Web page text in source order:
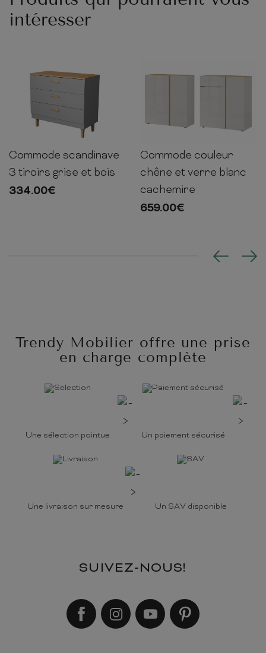
intéresser
90cm 100cm 47cm
Commode scandinave
3 tiroirs grise et bois
334.00€
103cm 94cm 43cm
Commode couleur
chêne et verre blanc
cachemire
659.00€
Trendy Mobilier offre une prise
en charge complète
Une sélection pointue Un paiement sécurisé
Une livraison sur mesure Un SAV disponible
SUIVEZ-NOUS!